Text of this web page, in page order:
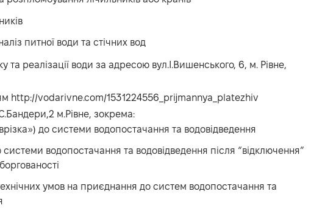
питної води та стічних вод
та реалізації води за адресою вул.І.Вишенського, 6, м. Рівне,
http://vodarivne.com/1531224556_prijmannya_platezhiv
м.Рівне, зокрема:
до системи водопостачання та водовідведення
водопостачання та водовідведення після “відключення”
умов на приєднання до систем водопостачання та